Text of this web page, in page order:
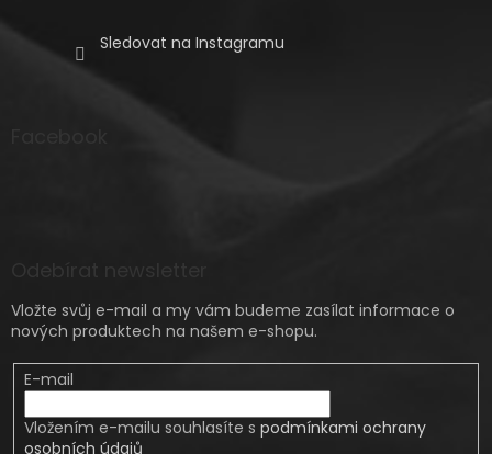
Sledovat na Instagramu
Vložte svůj e-mail a my vám budeme zasílat informace o
nových produktech na našem e-shopu.
E-mail
Vložením e-mailu souhlasíte s podmínkami ochrany
osobních údajů